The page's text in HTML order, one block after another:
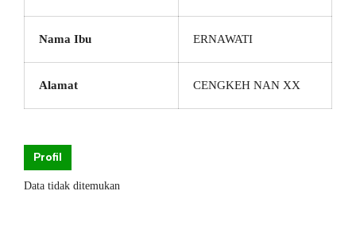
Nama Ibu ERNAWATI
Alamat CENGKEH NAN XX
Profil
Data tidak ditemukan